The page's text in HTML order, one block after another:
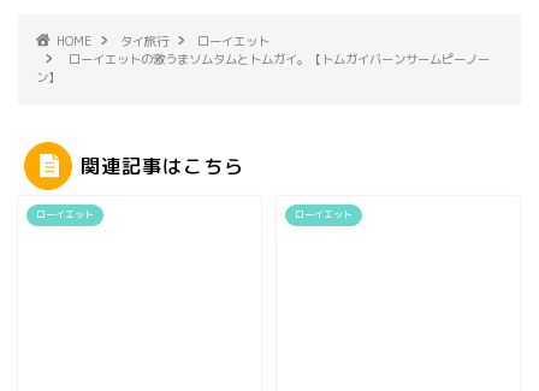
HOME タイ旅行
ローイエット
ローイエットの激うまソムタムとトムガイ。【トムガイバーンサームピーノー
ン】
関連記事はこちら
ローイエット ローイエット